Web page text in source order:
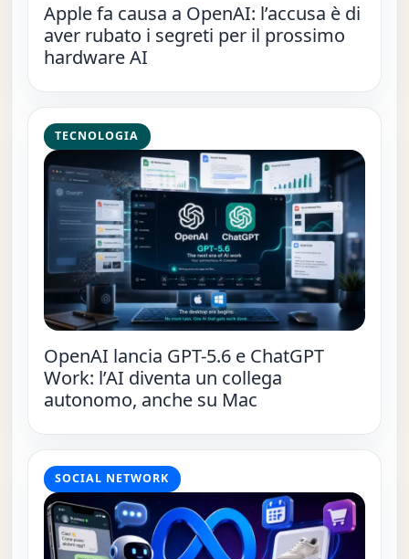
Apple fa causa a OpenAI: l’accusa è di
aver rubato i segreti per il prossimo
hardware AI
TECNOLOGIA
OpenAI lancia GPT-5.6 e ChatGPT
Work: l’AI diventa un collega
autonomo, anche su Mac
SOCIAL NETWORK